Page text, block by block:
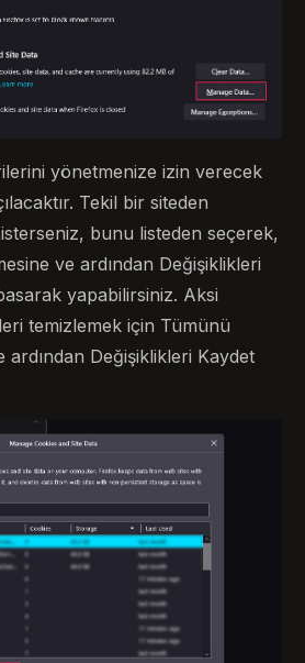
yönetmenize izin verecek
Tekil bir siteden
bunu listeden seçerek,
ve ardından Değişiklikleri
yapabilirsiniz. Aksi
temizlemek için Tümünü
ardından Değişiklikleri Kaydet